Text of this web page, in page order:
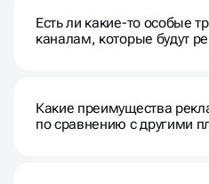
консультации.
Есть ли какие-то особые
каналам, которые будут
соответствии с
запрещённый контент.
Какие преимущества
по сравнению с другими